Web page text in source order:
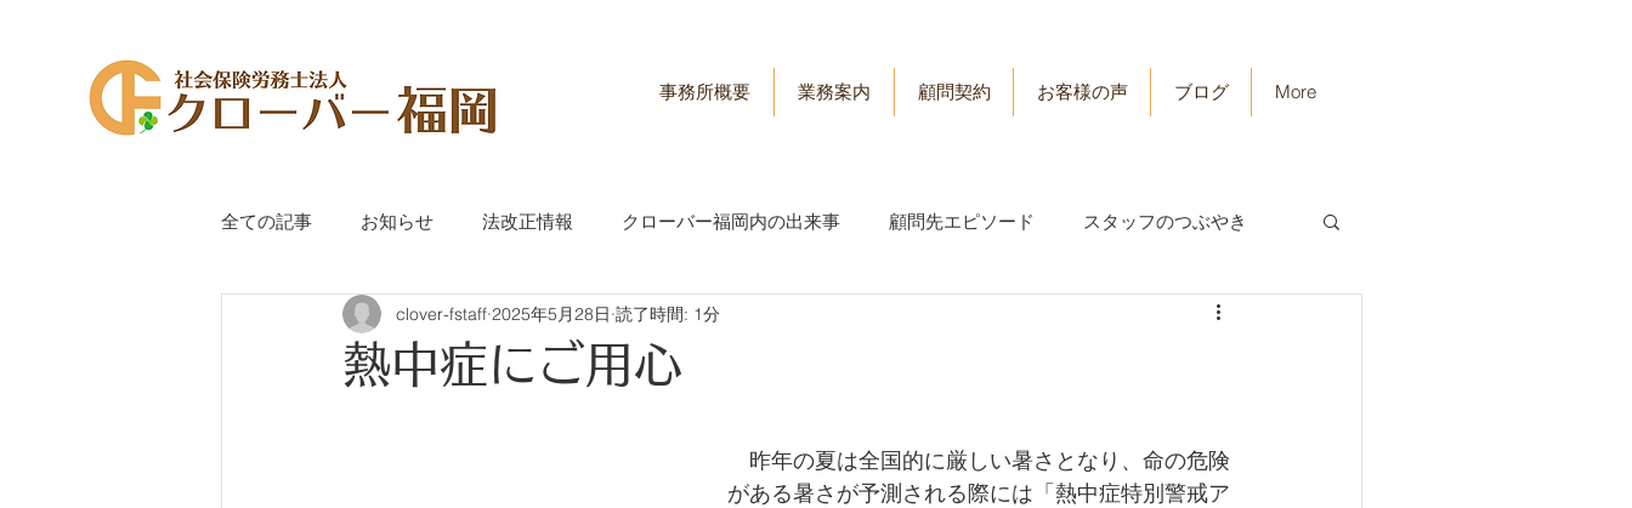
事務所概要 業務案内 顧問契約 お客様の声 ブログ More
全ての記事 お知らせ 法改正情報 クローバー福岡内の出来事 顧問先エピソード スタッフのつぶやき
代表萩尾のつぶやき 手続き情報 労務管理情報
熱中症にご用心
clover-fstaff 2025年5月28日 読了時間: 1分
昨年の夏は全国的に厳しい暑さとなり、命の危険
がある暑さが予測される際には「熱中症特別警戒ア